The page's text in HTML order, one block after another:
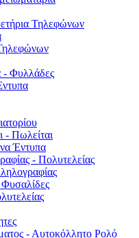
Τηλεφώνων
- Φυλλάδες
- Πωλείται
Έντυπα
- Πολυτελείας
- Αυτοκόλλητο Ρολό